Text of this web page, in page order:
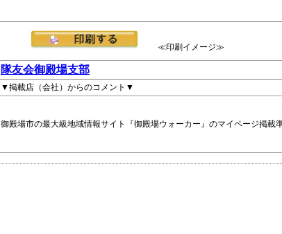
≪印刷イメージ≫
隊友会御殿場支部
▼掲載店（会社）からのコメント▼
御殿場市の最大級地域情報サイト『御殿場ウォーカー』のマイページ掲載